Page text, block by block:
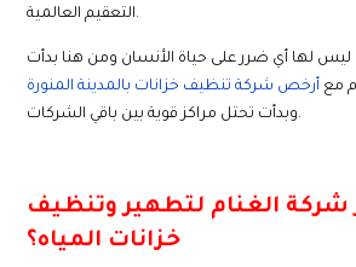
التعقيم العالمية.
ليس لها أي ضرر على حياة الأنسان ومن هنا بدأت
مع أرخص شركة تنظيف خزانات بالمدينة المنورة
وبدأت تحتل مراكز قوية بين باقي الشركات.
شركة الغنام لتطهير وتنظيف
خزانات المياه؟